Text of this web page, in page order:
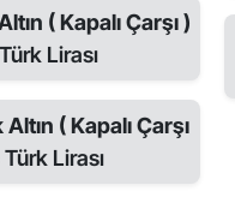
( Kapalı Çarşı )
Lirası
( Kapalı Çarşı
Lirası